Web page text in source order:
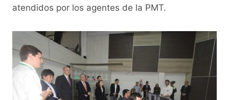
atendidos por los agentes de la PMT.